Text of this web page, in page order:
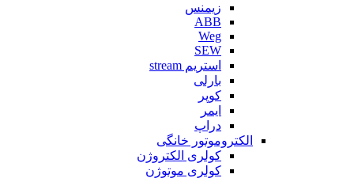
زیمنس
ABB
Weg
SEW
استریم stream
بارلی
کوپر
ایمر
دراپ
الکتروموتور خانگی
کولری الکتروژن
کولری موتوژن